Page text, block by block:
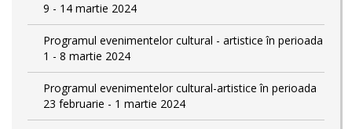
9 - 14 martie 2024
Programul evenimentelor cultural - artistice în perioada
1 - 8 martie 2024
Programul evenimentelor cultural-artistice în perioada
23 februarie - 1 martie 2024